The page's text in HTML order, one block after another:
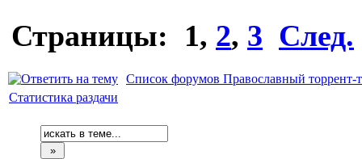
Страницы: 1, 2, 3 След.
Список форумов Православный торрент-
Статистика раздачи